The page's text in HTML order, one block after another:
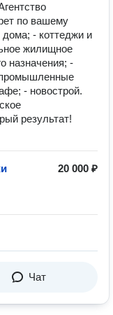
по вашему
- коттеджи и
жилищное
назначения; -
- новострой.
результат!
20 000 ₽
Чат